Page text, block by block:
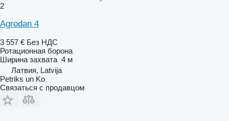
2
Agrodan 4
3 557 € Без НДС
Ротационная борона
Ширина захвата 4 м
Латвия, Latvija
Petriks un Ko
Связаться с продавцом